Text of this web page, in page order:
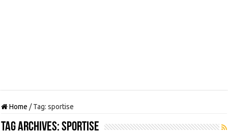
Home / Tag:sportise
Tag Archives:sportise